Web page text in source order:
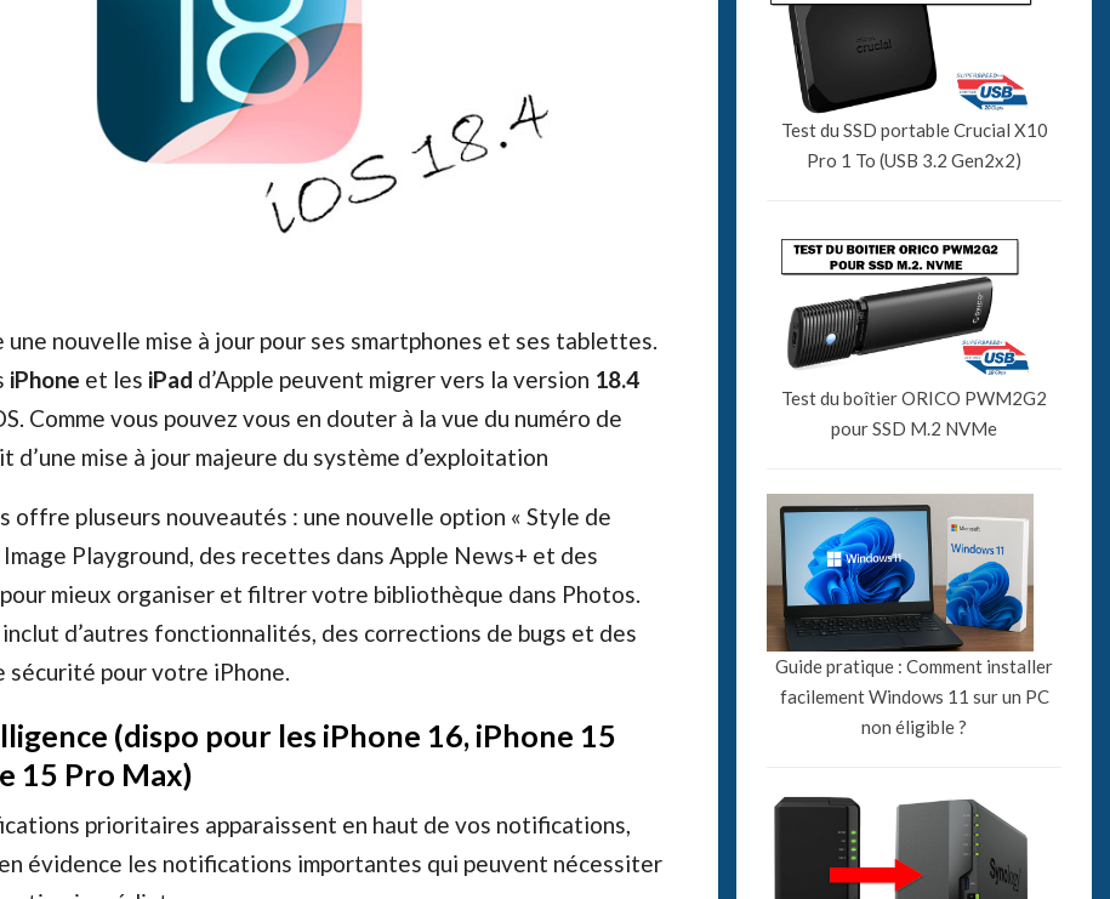
une nouvelle mise à jour pour ses smartphones et ses tablettes.
iPhone et les iPad d’Apple peuvent migrer vers la version 18.4
Comme vous pouvez vous en douter à la vue du numéro de
d’une mise à jour majeure du système d’exploitation
offre pluseurs nouveautés : une nouvelle option « Style de
Image Playground, des recettes dans Apple News+ et des
mieux organiser et filtrer votre bibliothèque dans Photos.
d’autres fonctionnalités, des corrections de bugs et des
sécurité pour votre iPhone.
(dispo pour les iPhone 16, iPhone 15
15 Pro Max)
prioritaires apparaissent en haut de vos notifications,
évidence les notifications importantes qui peuvent nécessiter
Test du SSD portable Crucial X10
Pro 1 To (USB 3.2 Gen2x2)
Test du boîtier ORICO PWM2G2
pour SSD M.2 NVMe
Guide pratique : Comment installer
facilement Windows 11 sur un PC
non éligible ?